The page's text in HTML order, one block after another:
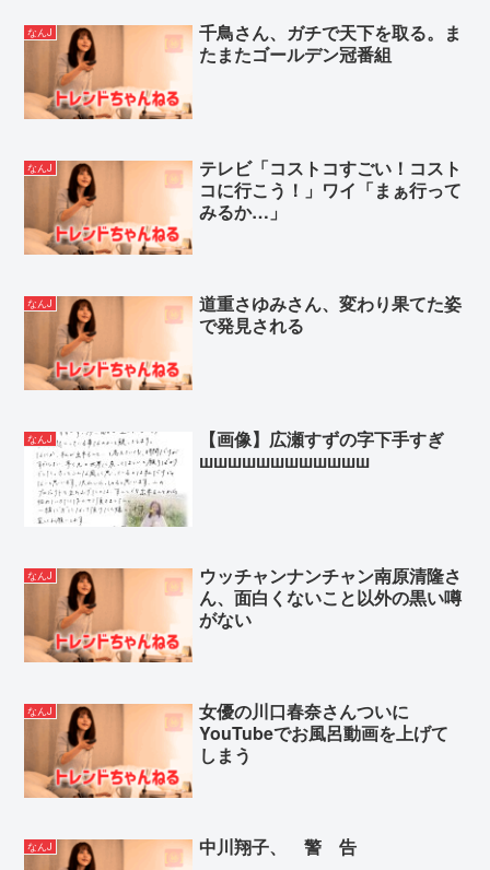
なんJ
千鳥さん、ガチで天下を取る。ま
たまたゴールデン冠番組
なんJ
テレビ「コストコすごい！コスト
コに行こう！」ワイ「まぁ行って
みるか…」
なんJ
道重さゆみさん、変わり果てた姿
で発見される
なんJ
【画像】広瀬すずの字下手すぎ
шшшшшшшшшшшш
なんJ
ウッチャンナンチャン南原清隆さ
ん、面白くないこと以外の黒い噂
がない
なんJ
女優の川口春奈さんついに
YouTubeでお風呂動画を上げて
しまう
なんJ 中川翔子、 警 告